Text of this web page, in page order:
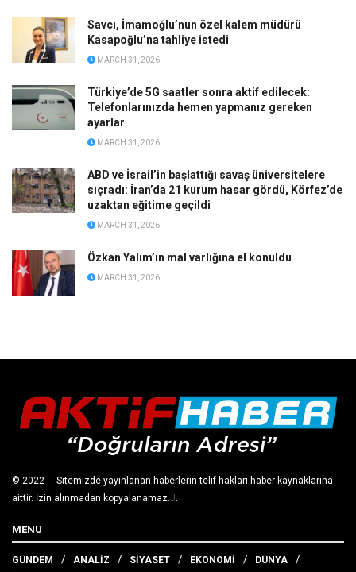
Savcı, İmamoğlu’nun özel kalem müdürü
Kasapoğlu’na tahliye istedi
MARCH 31, 2026
Türkiye’de 5G saatler sonra aktif edilecek:
Telefonlarınızda hemen yapmanız gereken
ayarlar
MARCH 31, 2026
ABD ve İsrail’in başlattığı savaş üniversitelere
sıçradı: İran’da 21 kurum hasar gördü, Körfez’de
uzaktan eğitime geçildi
MARCH 31, 2026
Özkan Yalım’ın mal varlığına el konuldu
MARCH 31, 2026
© 2022 - - Sitemizde yayınlanan haberlerin telif hakları haber kaynaklarına
aittir. İzin alınmadan kopyalanamaz. J
MENU
GÜNDEM ANALİZ SİYASET EKONOMİ
DÜNYA